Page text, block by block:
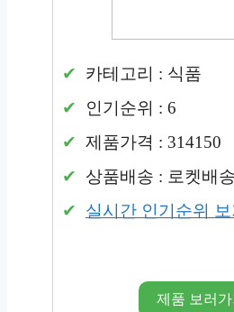
카테고리 : 식품
인기순위 : 6
제품가격 : 314150
상품배송 : 로켓배송
실시간 인기순위 보
제품 보러가